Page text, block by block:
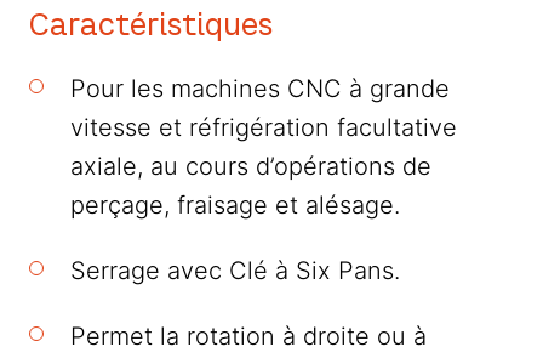
Caractéristiques
Pour les machines CNC à grande
vitesse et réfrigération facultative
axiale, au cours d’opérations de
perçage, fraisage et alésage.
Serrage avec Clé à Six Pans.
Permet la rotation à droite ou à